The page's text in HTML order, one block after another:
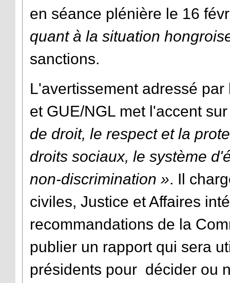
en séance plénière le 16
quant à la situation
sanctions.
L'avertissement adressé
et GUE/NGL met l'accent sur
de droit, le respect et la
droits sociaux, le système
non-discrimination ». Il
civiles, Justice et Affaires
recommandations de la
publier un rapport qui sera
présidents pour décider ou